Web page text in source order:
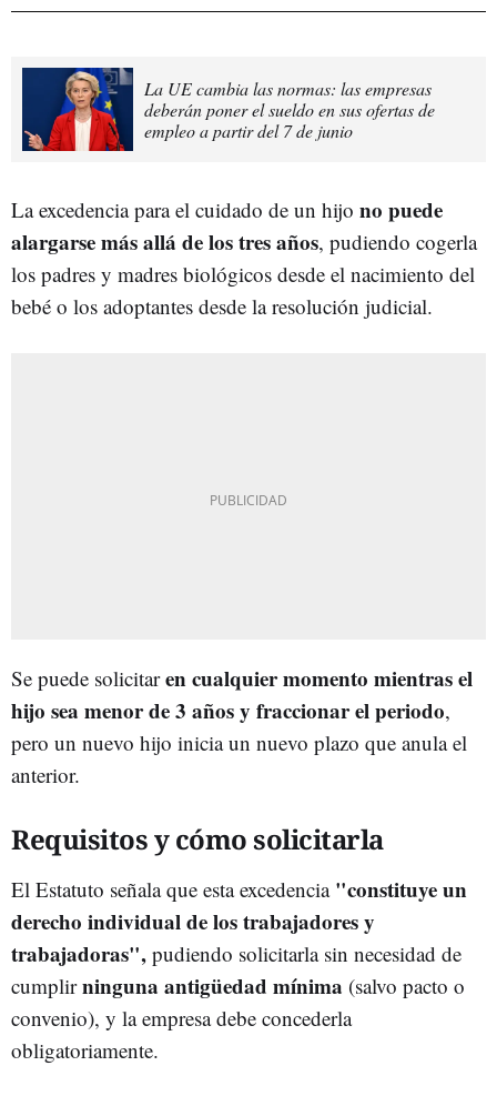
La UE cambia las normas: las empresas
deberán poner el sueldo en sus ofertas de
empleo a partir del 7 de junio
La excedencia para el cuidado de un hijo no puede
alargarse más allá de los tres años, pudiendo cogerla
los padres y madres biológicos desde el nacimiento del
bebé o los adoptantes desde la resolución judicial.
Se puede solicitaren cualquier momento mientras el
hijo sea menor de 3 años y fraccionar el periodo,
pero un nuevo hijo inicia un nuevo plazo que anula el
anterior.
Requisitos y cómo solicitarla
El Estatuto señala que esta excedencia "constituye un
derecho individual de los trabajadores y
trabajadoras", pudiendo solicitarla sin necesidad de
cumplirninguna antigüedad mínima (salvo pacto o
convenio), y la empresa debe concederla
obligatoriamente.